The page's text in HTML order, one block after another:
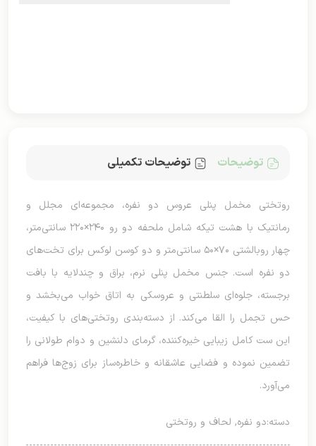
توضیحات توضیحات تکمیلی
روتختی مخمل پنلی عروس دو نفره، مجموعه‌ای مجلل و
رمانتیک با هشت تیکه شامل ملحفه دو رو ۲۴۰×۲۲۰ سانتی‌متر،
چهار روبالشتی ۷۰×۵۰ سانتی‌متر و دو کوسن لوکس برای تخت‌های
دو نفره است. جنس مخمل پنلی نرم، براق و چندلایه با بافت
برجسته، جلوه‌ای سلطنتی و عروسکی به اتاق خواب می‌بخشد و
حس تجمل را القا می‌کند. از دسته‌بندی روتختی‌های با کیفیت،
این ست کامل زیبایی خیره‌کننده، گرمای دلنشین و دوام طولانی را
تضمین نموده و فضایی عاشقانه و خاطره‌ساز برای زوج‌ها فراهم
می‌آورد.
دسته:دو نفره, لحاف و روتختی